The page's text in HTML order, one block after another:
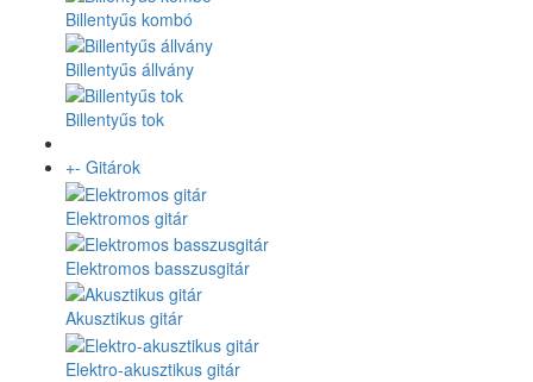
Billentyűs kombó
Billentyűs állvány
Billentyűs tok
+- Gitárok
Elektromos gitár
Elektromos basszusgitár
Akusztikus gitár
Elektro-akusztikus gitár